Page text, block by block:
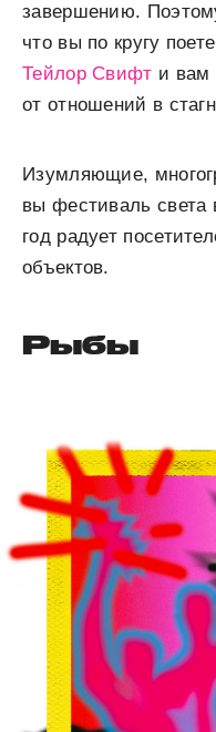
завершению.
что вы по кругу
Тейлор Свифт и вам
от отношений в
Изумляющие,
вы фестиваль света
год радует
объектов.
Рыбы